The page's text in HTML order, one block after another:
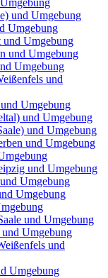
und Umgebung
Umgebung
Umgebung
und Umgebung
Umgebung
und
Umgebung
und Umgebung
und Umgebung
und Umgebung
und Umgebung
Umgebung
Umgebung
und Umgebung
Umgebung
und
Umgebung